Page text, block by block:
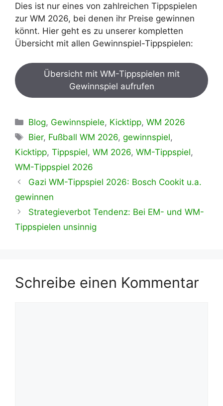
Dies ist nur eines von zahlreichen Tippspielen
zur WM 2026, bei denen ihr Preise gewinnen
könnt. Hier geht es zu unserer kompletten
Übersicht mit allen Gewinnspiel-Tippspielen:
Übersicht mit WM-Tippspielen mit
Gewinnspiel aufrufen
Kategorien
Blog, Gewinnspiele, Kicktipp,WM 2026
Schlagwörter
Bier, Fußball WM 2026,gewinnspiel,
Kicktipp, Tippspiel, WM 2026, WM-Tippspiel,
WM-Tippspiel 2026
Gazi WM-Tippspiel 2026: Bosch Cookit u.a.
gewinnen
Strategieverbot Tendenz: Bei EM- und WM-
Tippspielen unsinnig
Schreibe einen Kommentar